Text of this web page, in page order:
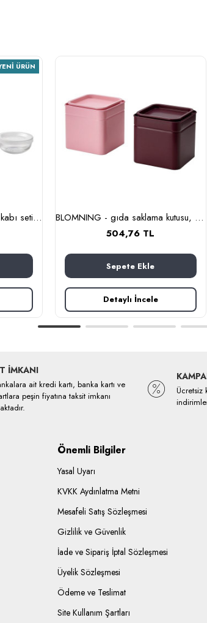
ÜRÜN
BESTÄMMA - cam saklama kabı seti (cam)
BLOMNING - gıda saklama kutusu, 10x10x10 cm (kahverengi kırmızı-pembe)
504,76 TL
Sepete Ekle
Detaylı İncele
İMKANI
ait kredi kartı, banka kartı ve
peşin fiyatına taksit imkanı
Ücretsiz
Önemli Bilgiler
Yasal Uyarı
KVKK Aydınlatma Metni
Mesafeli Satış Sözleşmesi
Gizlilik ve Güvenlik
İade ve Sipariş İptal Sözleşmesi
Üyelik Sözleşmesi
Ödeme ve Teslimat
Site Kullanım Şartları